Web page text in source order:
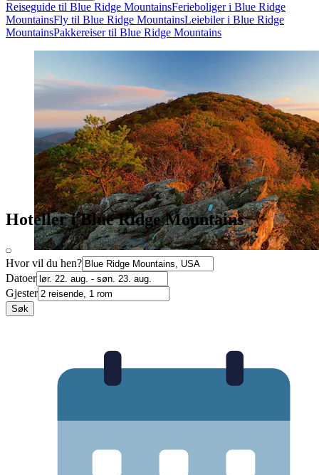
Reiseguide til Blue Ridge MountainsFerieboliger i Blue Ridge
MountainsFly til Blue Ridge MountainsLeiebiler i Blue Ridge
MountainsPakkereiser til Blue Ridge Mountains
Hoteller i Blue Ridge Mountains
Hvor vil du hen?
Datoer
Gjester
Søk